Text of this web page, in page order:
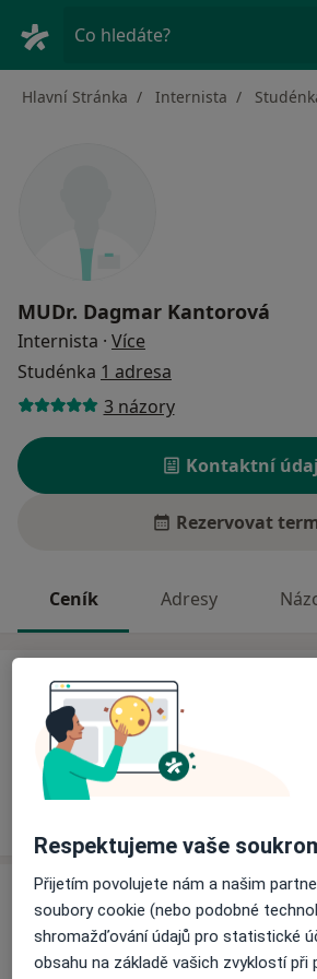
Co hledáte?
Hlavní Stránka Internista
MUDr. Dagmar Kantorová
Internista · Více
Studénka 1 adresa
3 názory
Kontaktní
Rezervovat
Ceník Adresy
Ceník
Informace o službách a cenách
Tento specialista ještě nepřidával
svých službách.
Adresa
Odborný lékař interní a
Butovická 365, Studénka74213
Respektujeme vaše
Přijetím povolujete nám a našim
soubory cookie (nebo podobné
shromažďování údajů pro statistické
obsahu na základě vašich zvyklostí při